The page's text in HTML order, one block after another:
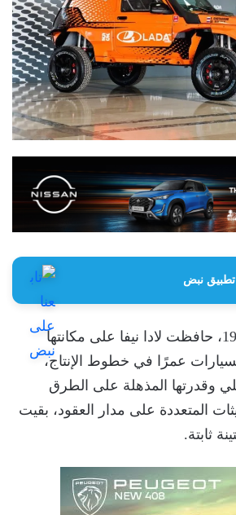
تطبيق نبض
منذ انطلاقها عام 1977، حافظت لادا نيفا على مكانتها
عمرًا في خطوط الإنتاج،
وقدرتها المذهلة على الطرق
المتعددة على مدار العقود، بقيت
ثابتة.